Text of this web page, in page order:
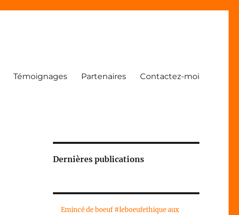
Témoignages Partenaires Contactez-moi
Dernières publications
Emincé de boeuf #leboeufethique aux